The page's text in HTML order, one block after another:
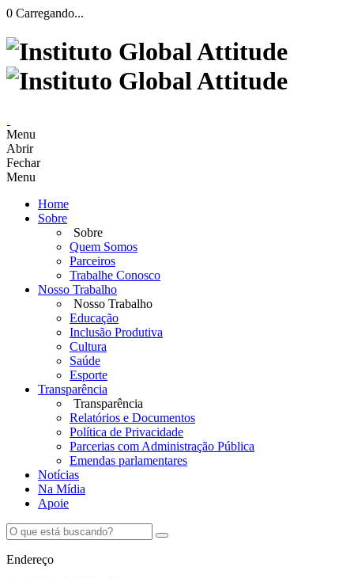
0 Carregando...
Menu
Abrir
Fechar
Menu
Home
Sobre
Sobre
Quem Somos
Parceiros
Trabalhe Conosco
Nosso Trabalho
Nosso Trabalho
Educação
Inclusão Produtiva
Cultura
Saúde
Esporte
Transparência
Transparência
Relatórios e Documentos
Política de Privacidade
Parcerias com Administração Pública
Emendas parlamentares
Notícias
Na Mídia
Apoie
Endereço